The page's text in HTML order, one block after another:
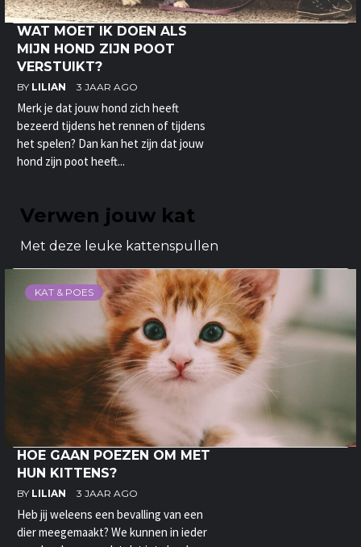
WAT MOET IK DOEN ALS
MIJN HOND ZIJN POOT
VERSTUIKT?
BY LILIAN 3 JAAR AGO
Merk je dat jouw hond zich heeft
bezeerd tijdens het rennen of tijdens
het spelen? Dan kan het zijn dat jouw
hond zijn poot heeft...
Verwen jouw kat
Met deze leuke kattenspullen
KAT & POES
HOE GAAN POEZEN OM MET
HUN KITTENS?
BY LILIAN 3 JAAR AGO
Heb jij weleens een bevalling van een
dier meegemaakt? We kunnen in ieder